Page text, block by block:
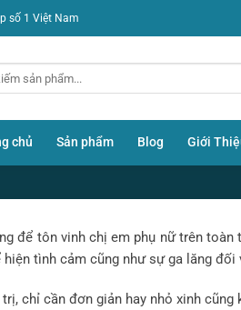
số 1 Việt Nam
chủ Sản phẩm Blog Giới
BLOG
tặng 8/3 cho phái
để tôn vinh chị em phụ nữ trên
tình cảm cũng như sự ga lăng
chỉ cần đơn giản hay nhỏ xinh